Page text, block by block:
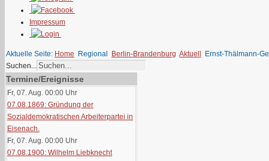
Impressum
Aktuelle Seite: Home Regional Berlin-Brandenburg Aktuell
Ernst-Thälmann-
Suchen...
Termine/Ereignisse
Fr, 07. Aug. 00:00 Uhr
07.08.1869: Gründung der
Sozialdemokratischen Arbeiterpartei in
Eisenach.
Fr, 07. Aug. 00:00 Uhr
07.08.1900: Wilhelm Liebknecht